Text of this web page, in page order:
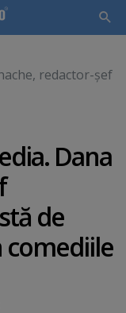
redactor-şef
Dana
de
comediile